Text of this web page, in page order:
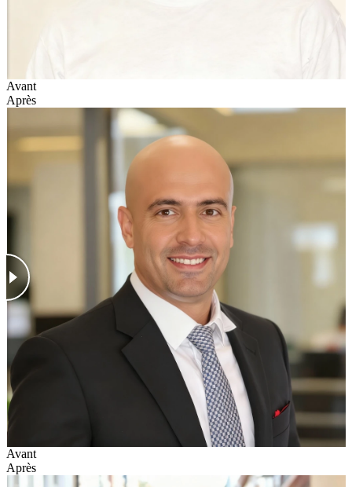
Avant
Après
Avant
Après